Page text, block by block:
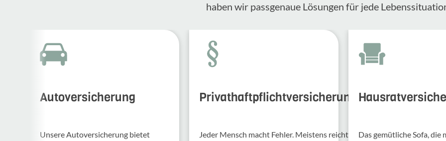
haben wir passgenaue Lösungen für jede
Autoversicherung
Unsere Auto­ver­si­che­rung bietet
Privathaftpflichtversicherung
Jeder Mensch macht Fehler. Meis­tens reicht
Das gemütliche Sofa, die